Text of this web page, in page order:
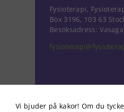
Fysioterapi,
Box 3196, 103 63
Besöksadress:
Vi bjuder på kakor! Om du